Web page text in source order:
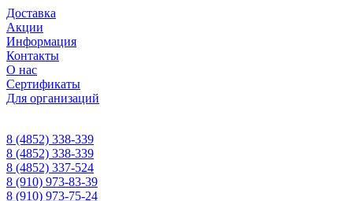
Доставка
Акции
Информация
Контакты
О нас
Сертификаты
Для организаций
8 (4852) 338-339
8 (4852) 338-339
8 (4852) 337-524
8 (910) 973-83-39
8 (910) 973-75-24